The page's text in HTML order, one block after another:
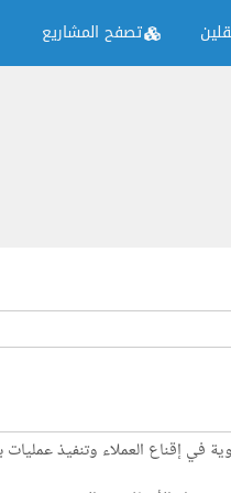
تصفح المشاريع